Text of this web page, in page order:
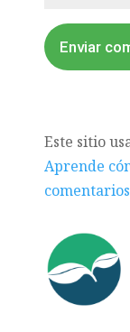
Enviar
Este sitio
Aprende